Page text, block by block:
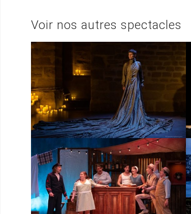
Voir nos autres spectacles